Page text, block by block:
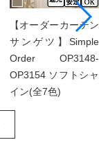
【オーダーカーテン
サンゲツ】Simple
Order OP3148-
OP3154 ソフトシャ
イン(全7色)